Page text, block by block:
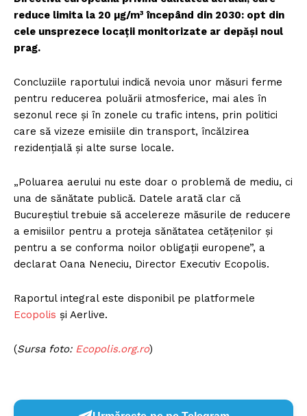
reduce limita la 20 µg/m³ începând din 2030: opt din
cele unsprezece locații monitorizate ar depăși noul
prag.
Concluziile raportului indică nevoia unor măsuri ferme
pentru reducerea poluării atmosferice, mai ales în
sezonul rece și în zonele cu trafic intens, prin politici
care să vizeze emisiile din transport, încălzirea
rezidențială și alte surse locale.
„Poluarea aerului nu este doar o problemă de mediu, ci
una de sănătate publică. Datele arată clar că
Bucureștiul trebuie să accelereze măsurile de reducere
a emisiilor pentru a proteja sănătatea cetățenilor și
pentru a se conforma noilor obligații europene”, a
declarat Oana Neneciu, Director Executiv Ecopolis.
Raportul integral este disponibil pe platformele
Ecopolis și Aerlive.
(Sursa foto: Ecopolis.org.ro)